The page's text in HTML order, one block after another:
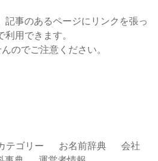
記事のあるページにリンクを張っ
用できます。
のでご注意ください。
テゴリー お名前辞典
会社